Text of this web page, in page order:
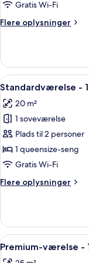
Gratis Wi-Fi
Flere oplysninger
Flere
værelse
Indlæs
alle
billeder
af
Standardværelse
-
1
seng
3
Standardværelse -
20 m²
1 soveværelse
Plads til 2 personer
1 queensize-seng
Gratis Wi-Fi
Flere oplysninger
Flere
-
queensize-
Indlæs
alle
2
Premium-værelse -